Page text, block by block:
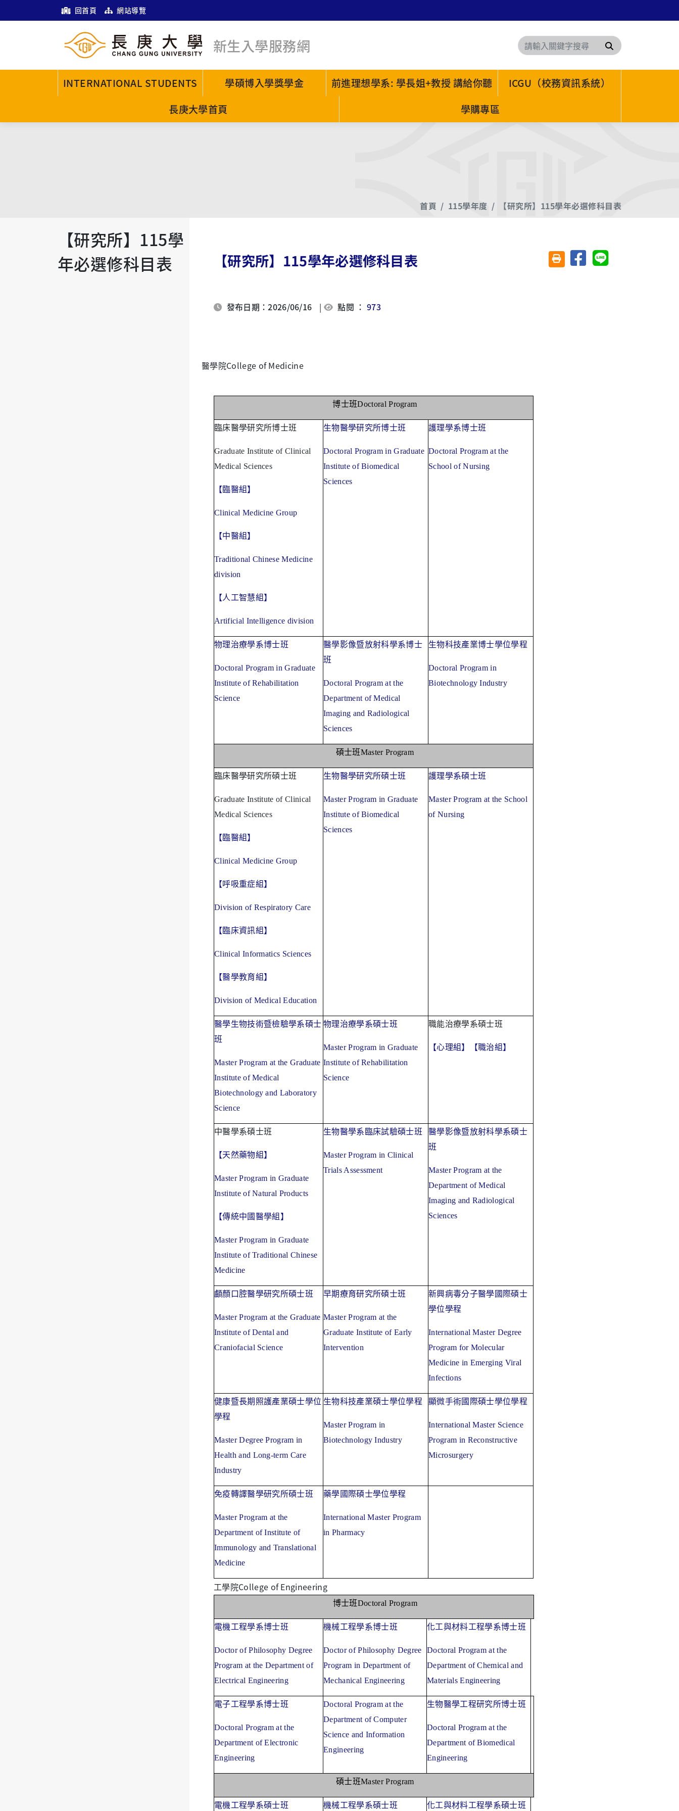
回首頁 網站導覽
新生入學服務網 搜尋
INTERNATIONAL STUDENTS 學碩博入學獎學金 前進理想學系: 學長姐+教授 講給你聽
ICGU（校務資訊系統）
長庚大學首頁
學購專區
首頁 115學年度 【研究所】115學年必選修科目表
【研究所】115學
年必選修科目表
【研究所】115學年必選修科目表 友善列印(另開視窗)
分享至臉書分享至 Line
發布日期：2026/06/16 | 點閱 ：973
醫學院College of Medicine
博士班Doctoral Program
臨床醫學研究所博士班
Graduate Institute of Clinical
Medical Sciences
【臨醫組】
Clinical Medicine Group
【中醫組】
Traditional Chinese Medicine
division
【人工智慧組】
Artificial Intelligence division
生物醫學研究所博士班
Doctoral Program in Graduate
Institute of Biomedical
Sciences
護理學系博士班
Doctoral Program at the
School of Nursing
物理治療學系博士班
Doctoral Program in Graduate
Institute of Rehabilitation
Science
醫學影像暨放射科學系博士
班
Doctoral Program at the
Department of Medical
Imaging and Radiological
Sciences
生物科技產業博士學位學程
Doctoral Program in
Biotechnology Industry
碩士班Master Program
臨床醫學研究所碩士班
Graduate Institute of Clinical
Medical Sciences
【臨醫組】
Clinical Medicine Group
【呼吸重症組】
Division of Respiratory Care
【臨床資訊組】
Clinical Informatics Sciences
【醫學教育組】
Division of Medical Education
生物醫學研究所碩士班
Master Program in Graduate
Institute of Biomedical
Sciences
護理學系碩士班
Master Program at the School
of Nursing
醫學生物技術暨檢驗學系碩士
班
Master Program at the Graduate
Institute of Medical
Biotechnology and Laboratory
Science
物理治療學系碩士班
Master Program in Graduate
Institute of Rehabilitation
Science
職能治療學系碩士班
【心理組】 【職治組】
中醫學系碩士班
【天然藥物組】
Master Program in Graduate
Institute of Natural Products
【傳統中國醫學組】
Master Program in Graduate
Institute of Traditional Chinese
Medicine
生物醫學系臨床試驗碩士班
Master Program in Clinical
Trials Assessment
醫學影像暨放射科學系碩士
班
Master Program at the
Department of Medical
Imaging and Radiological
Sciences
顱顏口腔醫學研究所碩士班
Master Program at the Graduate
Institute of Dental and
Craniofacial Science
早期療育研究所碩士班
Master Program at the
Graduate Institute of Early
Intervention
新興病毒分子醫學國際碩士
學位學程
International Master Degree
Program for Molecular
Medicine in Emerging Viral
Infections
健康暨長期照護產業碩士學位
學程
Master Degree Program in
Health and Long-term Care
Industry
生物科技產業碩士學位學程
Master Program in
Biotechnology Industry
顯微手術國際碩士學位學程
International Master Science
Program in Reconstructive
Microsurgery
免疫轉譯醫學研究所碩士班
Master Program at the
Department of Institute of
Immunology and Translational
Medicine
藥學國際碩士學位學程
International Master Program
in Pharmacy
工學院College of Engineering
博士班Doctoral Program
電機工程學系博士班
Doctor of Philosophy Degree
Program at the Department of
Electrical Engineering
機械工程學系博士班
Doctor of Philosophy Degree
Program in Department of
Mechanical Engineering
化工與材料工程學系博士班
Doctoral Program at the
Department of Chemical and
Materials Engineering
電子工程學系博士班
Doctoral Program at the
Department of Electronic
Engineering
Doctoral Program at the
Department of Computer
Science and Information
Engineering
生物醫學工程研究所博士班
Doctoral Program at the
Department of Biomedical
Engineering
碩士班Master Program
電機工程學系碩士班 機械工程學系碩士班 化工與材料工程學系碩士班